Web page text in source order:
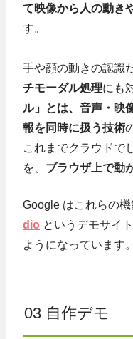
て映像から人の動き
す。
手や顔の動きの認識
チモーダル処理にも
ル」とは、音声・映
報を同時に扱う技術
これまでクラウドで
を、 ブラウザ上で動
Google はこれらの
dio というデモサイ
ようになっています
03 自作デモ